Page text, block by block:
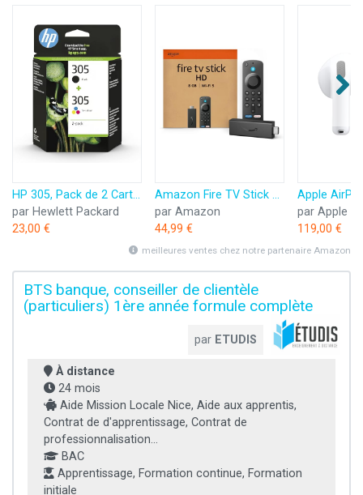
HP 305, Pack de 2 Cartouches d’Encre Originales, 6ZD17AE, Noir, Cyan, Jaune, Magenta
par Hewlett Packard
23,00 €
Amazon Fire TV Stick HD (Nouvelle génération) | TV gratuite et en direct, télécommande vocale Alexa, contrôle de la maison connectée, streaming HD
par Amazon
44,99 €
par Apple
119,00 €
meilleures ventes chez notre partenaire Amazon
BTS banque, conseiller de clientèle
(particuliers) 1ère année formule complète
par ETUDIS
À distance
24 mois
Aide Mission Locale Nice, Aide aux apprentis,
Contrat de d'apprentissage, Contrat de
professionnalisation...
BAC
Apprentissage, Formation continue, Formation
initiale